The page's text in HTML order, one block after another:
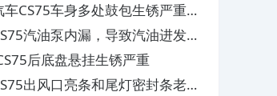
车CS75车身多处鼓包生锈严重，
给解决汽油泵内漏，导致汽油进发动
后底盘悬挂生锈严重
出风口亮条和尾灯密封条老化